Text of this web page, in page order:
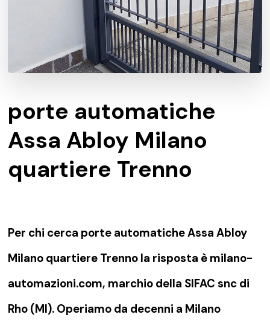
porte automatiche
Assa Abloy Milano
quartiere Trenno
Per chi cerca porte automatiche Assa Abloy
Milano quartiere Trenno la risposta è milano-
automazioni.com, marchio della SIFAC snc di
Rho (MI). Operiamo da decenni a Milano